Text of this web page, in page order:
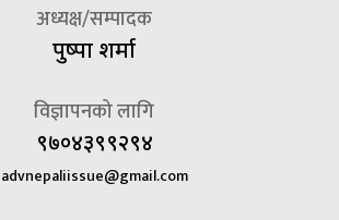
अध्यक्ष/सम्पादक
पुष्पा शर्मा
विज्ञापनको लागि
९७०४३९९२९४
advnepaliissue@gmail.com